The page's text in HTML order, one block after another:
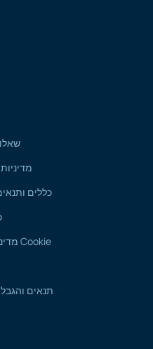
כללים
מדיניות קובצי Cookie
תנאים